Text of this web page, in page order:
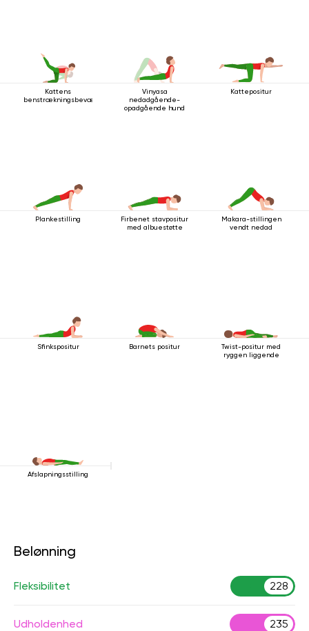
Kattens
benstrækningsbevægelse
Vinyasa
nedadgående-
opadgående hund
Kattepositur
Plankestilling
Firbenet stavpositur
med albuestøtte
Makara-stillingen
vendt nedad
Sfinkspositur Barnets positur
Twist-positur med
ryggen liggende
Afslapningsstilling
Belønning
Fleksibilitet 228
Udholdenhed 235